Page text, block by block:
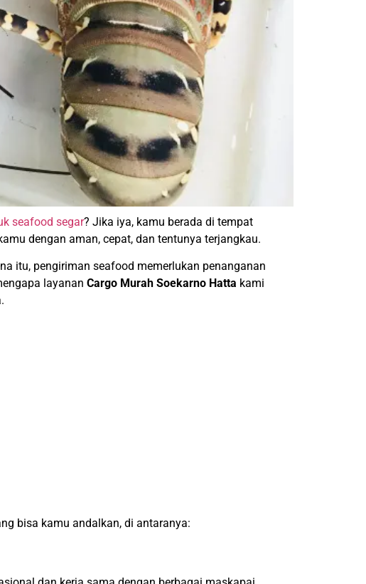
seafood segar? Jika iya, kamu berada di tempat
dengan aman, cepat, dan tentunya terjangkau.
itu, pengiriman seafood memerlukan penanganan
layanan Cargo Murah Soekarno Hatta kami
bisa kamu andalkan, di antaranya: